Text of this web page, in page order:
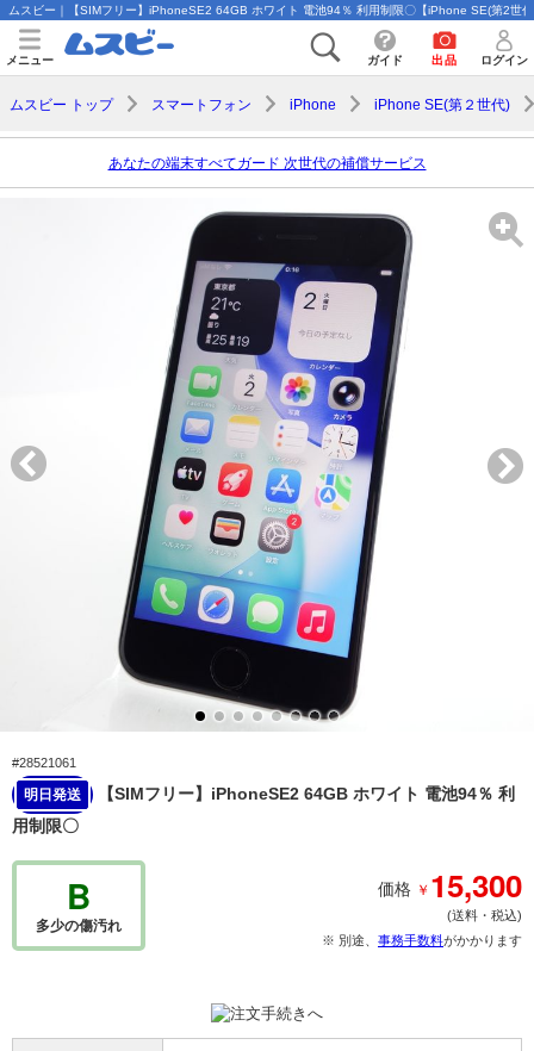
ムスビー｜【SIMフリー】iPhoneSE2 64GB ホワイト 電池94％ 利用制限〇【iPhone SE(第2世
メニュー ガイド 出品 ログイン
ムスビー トップ スマートフォン iPhone iPhone SE(第２世代)
あなたの端末すべてガード 次世代の補償サービス
#28521061
明日発送
【SIMフリー】iPhoneSE2 64GB ホワイト 電池94％ 利
用制限〇
B
多少の傷汚れ
価格 ￥ 15,300
(送料・税込)
※ 別途、 事務手数料がかかります